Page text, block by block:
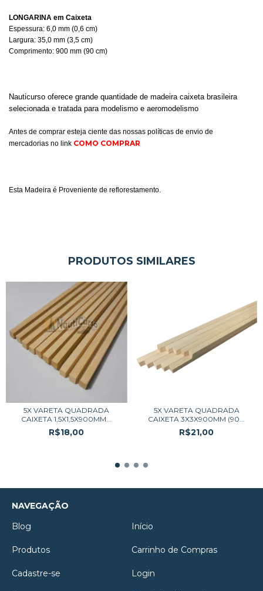
LONGARINA em Caixeta
Espessura: 6,0 mm (0,6 cm)
Largura: 35,0 mm (3,5 cm)
Comprimento: 900 mm (90 cm)
Nauticurso oferece grande quantidade de madeira caixeta brasileira
selecionada e tratada para modelismo e aeromodelismo
Antes de comprar esteja ciente das nossas políticas de envio de
mercadorias no link COMO COMPRAR
Esta Madeira é Proveniente de reflorestamento.
PRODUTOS SIMILARES
5X VARETA QUADRADA
CAIXETA 1,5X1,5X900MM...
R$18,00
5X VARETA QUADRADA
CAIXETA 3X3X900MM (90...
R$21,00
NAVEGAÇÃO
Blog
Início
Produtos Carrinho de Compras
Cadastre-se Login